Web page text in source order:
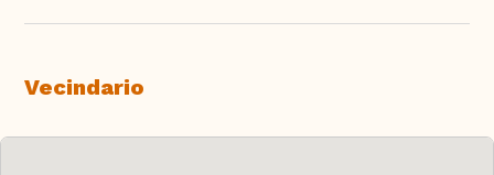
Vecindario